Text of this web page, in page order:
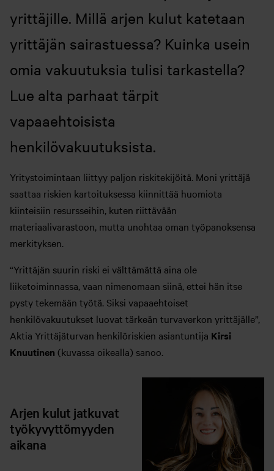
yrittäjille. Millä arjen kulut katetaan
yrittäjän sairastuessa? Kuinka usein
omia vakuutuksia tulisi tarkastella?
Lue alta parhaat tärpit
vapaaehtoisista
henkilövakuutuksista.
Yritystoimintaan liittyy paljon riskitekijöitä. Moni yrittäjä
saattaa riskien kartoituksessa kiinnittää huomiota
kiinteisiin resursseihin, kuten riittävään
materiaalivarastoon, mutta unohtaa oman työpanoksensa
merkityksen.
“Yrittäjän suurin riski ei välttämättä aina ole
liiketoiminnassa, vaan nimenomaan siinä, ettei hän itse
pysty tekemään työtä. Siksi vapaaehtoiset
henkilövakuutukset luovat tärkeän turvaverkon yrittäjälle”,
Aktia Yrittäjäturvan henkilöriskien asiantuntija Kirsi
Knuutinen (kuvassa oikealla) sanoo.
Arjen kulut jatkuvat
työkyvyttömyyden
aikana